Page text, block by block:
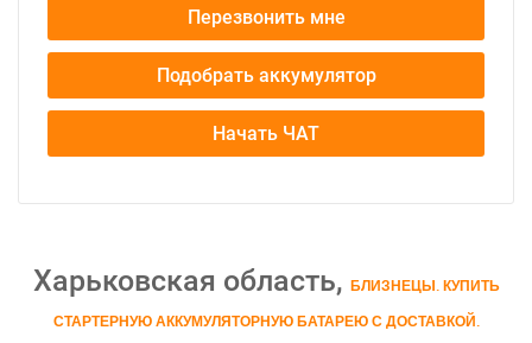
Перезвонить мне
Подобрать аккумулятор
Начать ЧАТ
Харьковская область, БЛИЗНЕЦЫ. КУПИТЬ
СТАРТЕРНУЮ АККУМУЛЯТОРНУЮ БАТАРЕЮ С ДОСТАВКОЙ.